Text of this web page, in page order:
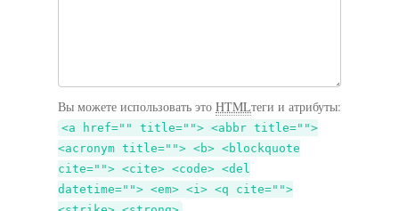
Вы можете использовать это HTMLтеги и атрибуты:
<a href="" title=""> <abbr title="">
<acronym title=""> <b> <blockquote
cite=""> <cite> <code> <del
datetime=""> <em> <i> <q cite="">